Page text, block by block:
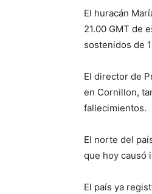
El huracán
21.00 GMT de
sostenidos de
El director de
en Cornillon,
fallecimientos.
El norte del
que hoy causó
El país ya